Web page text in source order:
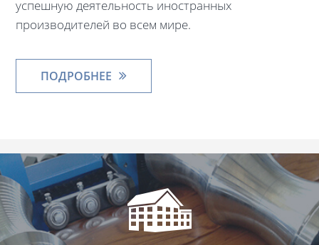
успешную деятельность иностранных
производителей во всем мире.
ПОДРОБНЕЕ